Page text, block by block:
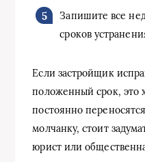
Запишите все
сроков
Если застройщик
положенный срок, это
постоянно
молчанку, стоит
юрист или